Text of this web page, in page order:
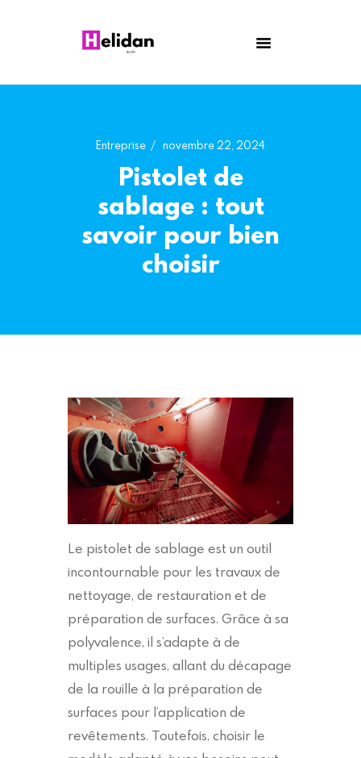
Entreprise novembre 22, 2024
Pistolet de
sablage : tout
savoir pour bien
choisir
Astuces
Maison
Entreprise
Le pistolet de sablage est un outil
incontournable pour les travaux de
nettoyage, de restauration et de
préparation de surfaces. Grâce à sa
polyvalence, il s’adapte à de
multiples usages, allant du décapage
de la rouille à la préparation de
surfaces pour l’application de
revêtements. Toutefois, choisir le